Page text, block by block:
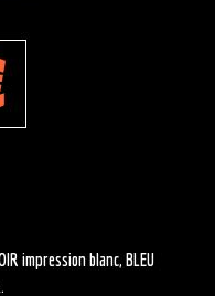
impression blanc, BLEU